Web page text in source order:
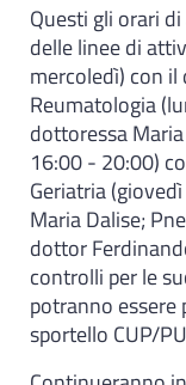
Questi gli orari
delle linee di
mercoledì) con
Reumatologia
dottoressa
16:00 - 20:00)
Geriatria
Maria Dalise;
dottor
controlli per le
potranno
sportello CUP/